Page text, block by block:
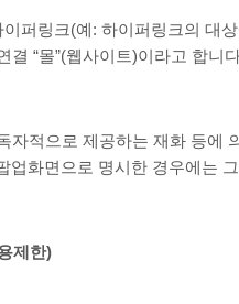
이퍼링크(예: 하이퍼링크의 대
결 “몰”(웹사이트)이라고 합니
자적으로 제공하는 재화 등에
업화면으로 명시한 경우에는
제한)